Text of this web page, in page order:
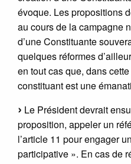
évoque. Les propositions
au cours de la campagne
d’une Constituante
quelques réformes
en tout cas que, dans
constituant est une
Le Président devrait
proposition, appeler un
l’article 11 pour engager
participative ». En cas de